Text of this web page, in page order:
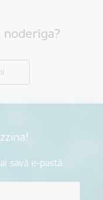
savā e-pastā.